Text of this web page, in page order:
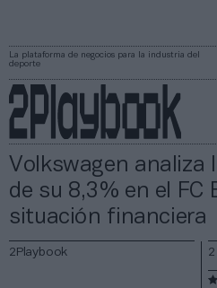
La plataforma de negocios para la industria del
deporte
Volkswagen analiza
de su 8,3% en el FC
situación financiera
2Playbook